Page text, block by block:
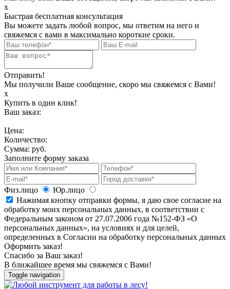
х
Быстрая бесплатная консультация
Вы можете задать любой вопрос, мы ответим на него и
свяжемся с вами в максимально короткие сроки.
Отправить!
Мы получили Ваше сообщение, скоро мы свяжемся с Вами!
х
Купить в один клик!
Ваш заказ:
Цена:
Количество:
Сумма: руб.
Заполните форму заказа
Физ.лицо
Юр.лицо
Нажимая кнопку отправки формы, я даю свое согласие на
обработку моих персональных данных, в соответствии с
Федеральным законом от 27.07.2006 года №152-ФЗ «О
персональных данных», на условиях и для целей,
определенных в Согласии на обработку персональных данных
Оформить заказ!
Спасибо за Ваш заказ!
В ближайшее время мы свяжемся с Вами!
Toggle navigation